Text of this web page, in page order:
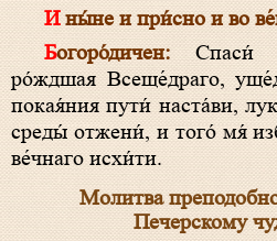
И ны́не и при́сно и во
Богоро́дичен: Спаси́
ро́ждшая Всеще́драго,
покая́ния пути́ наста́ви,
среды́ отжени́, и того́ мя́
ве́чнаго исхи́ти.
Молитва
Печерскому